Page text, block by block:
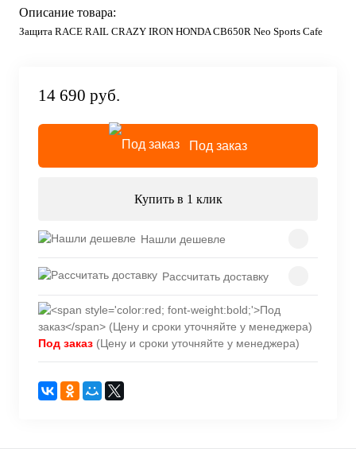
Описание товара:
Защита RACE RAIL CRAZY IRON HONDA CB650R Neo Sports Cafe
14 690 руб.
Под заказ
Купить в 1 клик
Нашли дешевле
Рассчитать доставку
Под заказ (Цену и сроки уточняйте у менеджера)